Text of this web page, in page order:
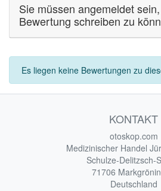
Sie müssen angemeldet
Bewertung schreiben zu
Es liegen keine Bewertungen zu
KONTAKT
otoskop.com
Medizinischer Handel
Schulze-Delitzsch-
71706
Deutschland